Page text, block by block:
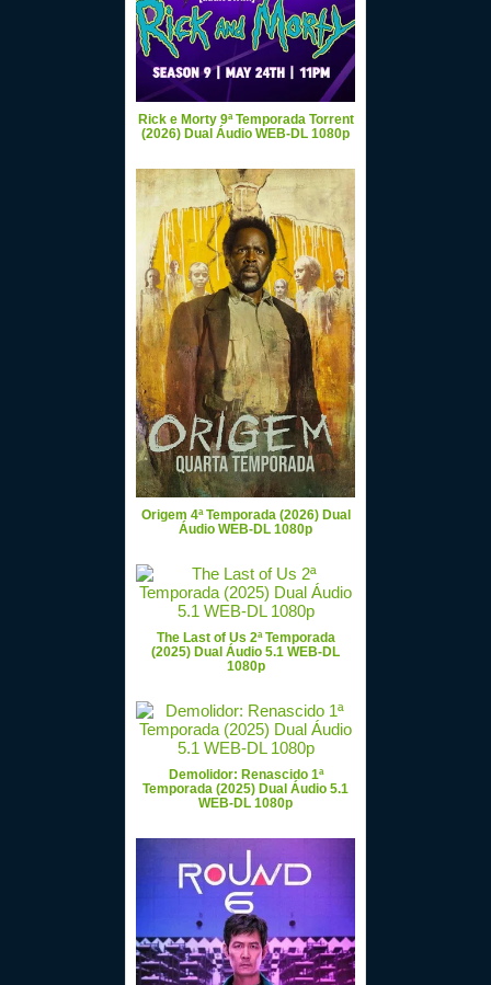
Rick e Morty 9ª Temporada Torrent
(2026) Dual Áudio WEB-DL 1080p
Origem 4ª Temporada (2026) Dual
Áudio WEB-DL 1080p
The Last of Us 2ª Temporada
(2025) Dual Áudio 5.1 WEB-DL
1080p
Demolidor: Renascido 1ª
Temporada (2025) Dual Áudio 5.1
WEB-DL 1080p